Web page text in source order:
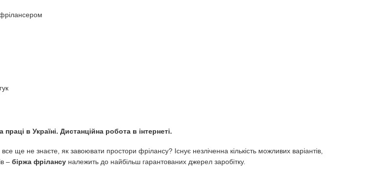
в Україні. Дистанційна робота в інтернеті.
ще не знаєте, як завоювати простори фрілансу? Існує незліченна кількість можливих варіантів,
– біржа фрілансу належить до найбільш гарантованих джерел заробітку.